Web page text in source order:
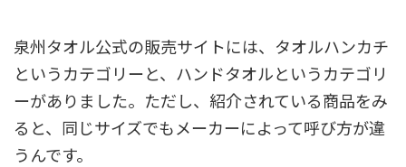
泉州タオル公式の販売サイトには、タオルハンカチ
というカテゴリーと、ハンドタオルというカテゴリ
ーがありました。ただし、紹介されている商品をみ
ると、同じサイズでもメーカーによって呼び方が違
うんです。